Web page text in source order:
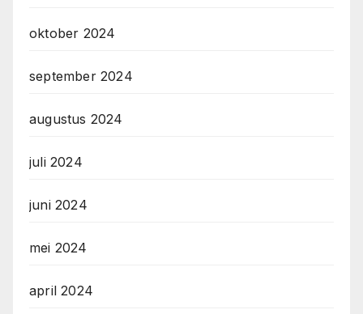
oktober 2024
september 2024
augustus 2024
juli 2024
juni 2024
mei 2024
april 2024